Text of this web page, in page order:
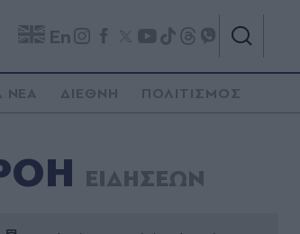
En
ΝΕΑ ΔΙΕΘΝΗ ΠΟΛΙΤΙΣΜΟΣ
ΕΙΔΗΣΕΩΝ